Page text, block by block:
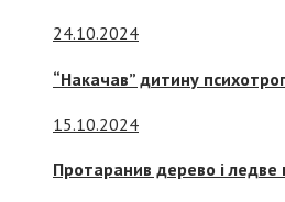
24.10.2024
“Накачав” дитину
15.10.2024
Протаранив дерево і ледве